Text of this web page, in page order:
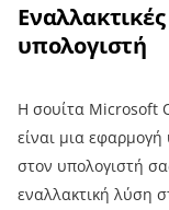
υπολογιστή
Η σουίτα Microsoft
είναι μια
στον υπολογιστή
εναλλακτική λύση